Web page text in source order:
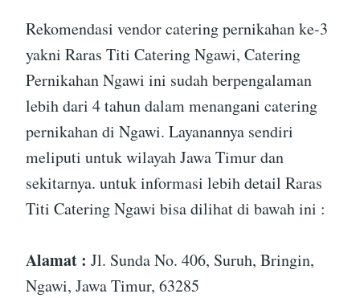
Rekomendasi vendor catering pernikahan ke-3
yakni Raras Titi Catering Ngawi, Catering
Pernikahan Ngawi ini sudah berpengalaman
lebih dari 4 tahun dalam menangani catering
pernikahan di Ngawi. Layanannya sendiri
meliputi untuk wilayah Jawa Timur dan
sekitarnya. untuk informasi lebih detail Raras
Titi Catering Ngawi bisa dilihat di bawah ini :
Alamat : Jl. Sunda No. 406, Suruh, Bringin,
Ngawi, Jawa Timur, 63285